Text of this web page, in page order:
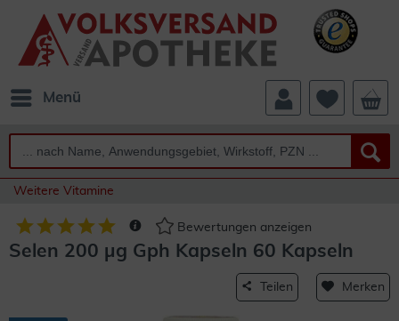
Menü
Weitere Vitamine
Bewertungen anzeigen
Selen 200 µg Gph Kapseln 60 Kapseln
Teilen Merken